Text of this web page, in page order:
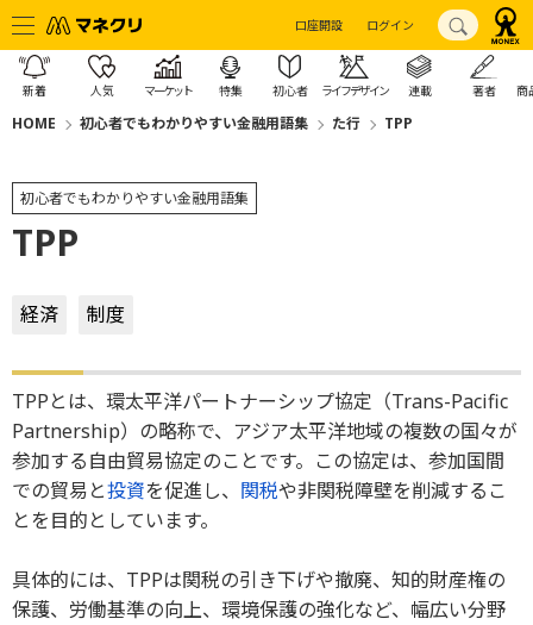
口座開設 ログイン
新着 人気 マーケット 特集 初心者 ライフデザイン 連載 著者 商
HOME 初心者でもわかりやすい金融用語集 た行 TPP
初心者でもわかりやすい金融用語集
TPP
経済 制度
TPPとは、環太平洋パートナーシップ協定（Trans-Pacific
Partnership）の略称で、アジア太平洋地域の複数の国々が
参加する自由貿易協定のことです。この協定は、参加国間
での貿易と投資を促進し、 関税や非関税障壁を削減するこ
とを目的としています。
具体的には、TPPは関税の引き下げや撤廃、知的財産権の
保護、労働基準の向上、環境保護の強化など、幅広い分野